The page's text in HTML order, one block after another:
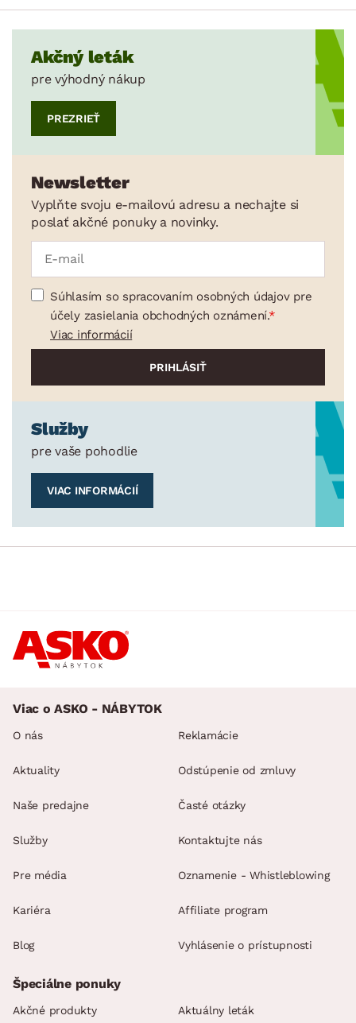
Akčný leták
pre výhodný nákup
PREZRIEŤ
Newsletter
Vyplňte svoju e-mailovú adresu a nechajte si
poslať akčné ponuky a novinky.
Súhlasím so spracovaním osobných údajov pre
účely zasielania obchodných oznámení.
Viac informácií
Služby
pre vaše pohodlie
VIAC INFORMÁCIÍ
Viac o ASKO - NÁBYTOK
O nás
Aktuality
Naše predajne
Služby
Pre média
Kariéra
Blog
Reklamácie
Odstúpenie od zmluvy
Časté otázky
Kontaktujte nás
Oznamenie - Whistleblowing
Affiliate program
Vyhlásenie o prístupnosti
Špeciálne ponuky
Akčné produkty Aktuálny leták